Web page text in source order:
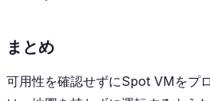
まとめ
可用性を確認せずにSpot VMをプ